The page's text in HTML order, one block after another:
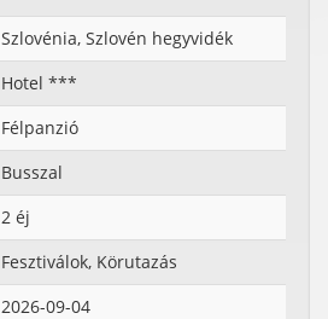
Szlovénia, Szlovén hegyvidék
Hotel ***
Félpanzió
Busszal
2 éj
Fesztiválok, Körutazás
2026-09-04